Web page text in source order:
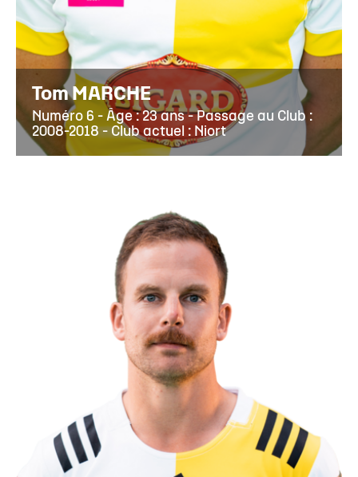
Tom MARCHE
Numéro 6 - Âge : 23 ans - Passage au Club :
2008-2018 - Club actuel : Niort